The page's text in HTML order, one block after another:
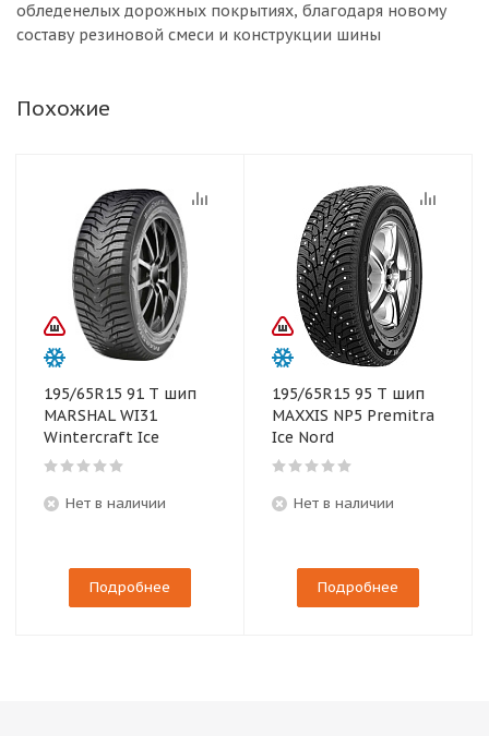
обледенелых дорожных покрытиях, благодаря новому
составу резиновой смеси и конструкции шины
Похожие
195/65R15 91 T шип
MARSHAL WI31
Wintercraft Ice
Нет в наличии
Подробнее
195/65R15 95 T шип
MAXXIS NP5 Premitra
Ice Nord
Нет в наличии
Подробнее